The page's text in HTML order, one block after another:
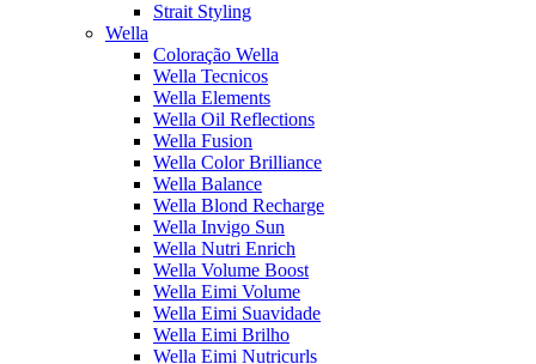
Strait Styling
Wella
Coloração Wella
Wella Tecnicos
Wella Elements
Wella Oil Reflections
Wella Fusion
Wella Color Brilliance
Wella Balance
Wella Blond Recharge
Wella Invigo Sun
Wella Nutri Enrich
Wella Volume Boost
Wella Eimi Volume
Wella Eimi Suavidade
Wella Eimi Brilho
Wella Eimi Nutricurls